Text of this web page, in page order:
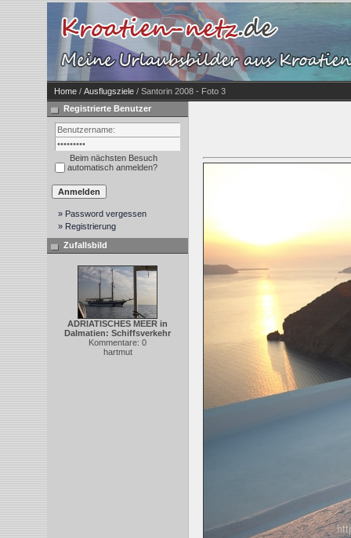
Home / Ausflugsziele / Santorin 2008 - Foto 3
Registrierte Benutzer
Beim nächsten Besuch
automatisch anmelden?
» Password vergessen
» Registrierung
Zufallsbild
ADRIATISCHES MEER in
Dalmatien: Schiffsverkehr
Kommentare: 0
hartmut